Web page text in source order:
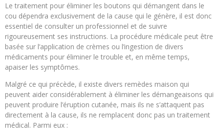
Le traitement pour éliminer les boutons qui démangent dans le
cou dépendra exclusivement de la cause qui le génère, il est donc
essentiel de consulter un professionnel et de suivre
rigoureusement ses instructions. La procédure médicale peut être
basée sur l’application de crèmes ou l’ingestion de divers
médicaments pour éliminer le trouble et, en même temps,
apaiser les symptômes.
Malgré ce qui précède, il existe divers remèdes maison qui
peuvent aider considérablement à éliminer les démangeaisons qui
peuvent produire l’éruption cutanée, mais ils ne s’attaquent pas
directement à la cause, ils ne remplacent donc pas un traitement
médical. Parmi eux :